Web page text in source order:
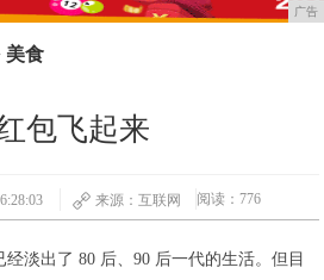
广告
美食
包飞起来
来源：互联网 阅读：776
经淡出了 80 后、90 后一代的生活。但目